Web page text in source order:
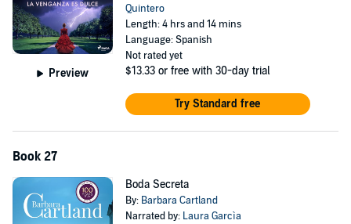
Preview
Quintero
Length: 4 hrs and 14 mins
Language: Spanish
Not rated yet
$13.33 or free with 30-day trial
Try Standard free
Book 27
Boda Secreta
By: Barbara Cartland
Narrated by: Laura Garcìa